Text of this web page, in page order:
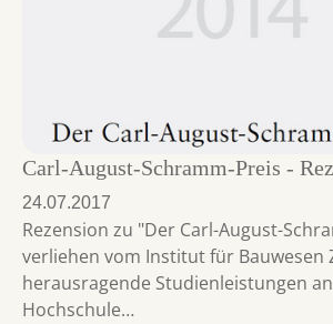
Carl-August-Schramm-Preis -
24.07.2017
Rezension zu "Der Carl-August-
verliehen vom Institut für Bauwesen
herausragende Studienleistungen
Hochschule…